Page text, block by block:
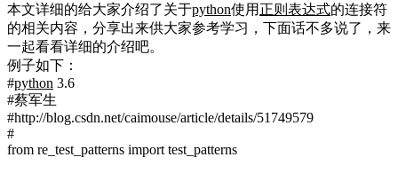
本文详细的给大家介绍了关于python使用 正则表达式的连接符
的相关内容，分享出来供大家参考学习，下面话不多说了，来
一起看看详细的介绍吧。
例子如下：
#python 3.6
#蔡军生
#http://blog.csdn.net/caimouse/article/details/51749579
#
from re_test_patterns import test_patterns